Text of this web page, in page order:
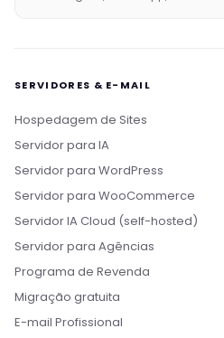
SERVIDORES & E-MAIL
Hospedagem de Sites
Servidor para IA
Servidor para WordPress
Servidor para WooCommerce
Servidor IA Cloud (self-hosted)
Servidor para Agências
Programa de Revenda
Migração gratuita
E-mail Profissional